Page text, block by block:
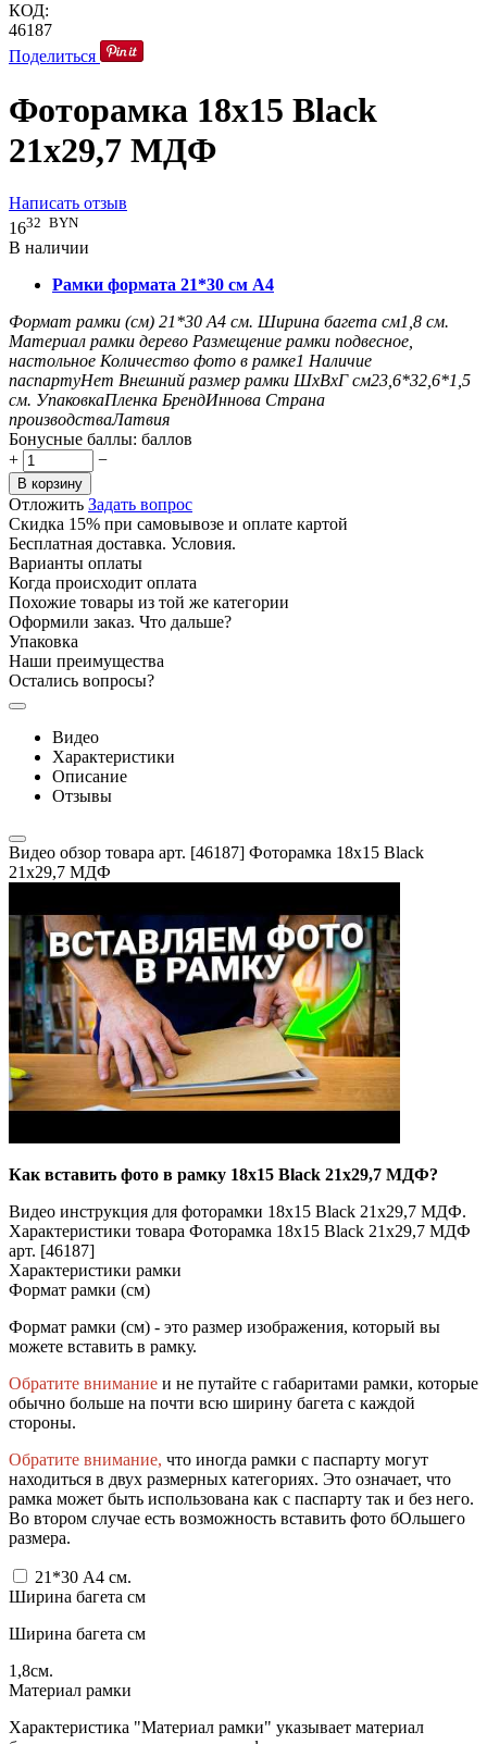
КОД:
46187
Поделиться
Фоторамка 18x15 Black
21x29,7 МДФ
Написать отзыв
1632 BYN
В наличии
Рамки формата 21*30 см А4
Формат рамки (см) 21*30 А4 см. Ширина багета см1,8 см.
Материал рамки дерево Размещение рамки подвесное,
настольное Количество фото в рамке1 Наличие
паспартуНет Внешний размер рамки ШxВxГ см23,6*32,6*1,5
см. УпаковкаПленка БрендИннова Страна
производстваЛатвия
Бонусные баллы: баллов
+
−
В корзину
Отложить Задать вопрос
Скидка 15% при самовывозе и оплате картой
Бесплатная доставка. Условия.
Варианты оплаты
Когда происходит оплата
Похожие товары из той же категории
Оформили заказ. Что дальше?
Упаковка
Наши преимущества
Остались вопросы?
Видео
Характеристики
Описание
Отзывы
Видео обзор товара арт. [46187] Фоторамка 18x15 Black
21x29,7 МДФ
Как вставить фото в рамку 18x15 Black 21x29,7 МДФ?
Видео инструкция для фоторамки 18x15 Black 21x29,7 МДФ.
Характеристики товара Фоторамка 18x15 Black 21x29,7 МДФ
арт. [46187]
Характеристики рамки
Формат рамки (см)
Формат рамки (см) - это размер изображения, который вы
можете вставить в рамку.
Обратите внимание и не путайте с габаритами рамки, которые
обычно больше на почти всю ширину багета с каждой
стороны.
Обратите внимание, что иногда рамки с паспарту могут
находиться в двух размерных категориях. Это означает, что
рамка может быть использована как с паспарту так и без него.
Во втором случае есть возможность вставить фото бОльшего
размера.
21*30 А4 см.
Ширина багета см
Ширина багета см
1,8см.
Материал рамки
Характеристика "Материал рамки" указывает материал